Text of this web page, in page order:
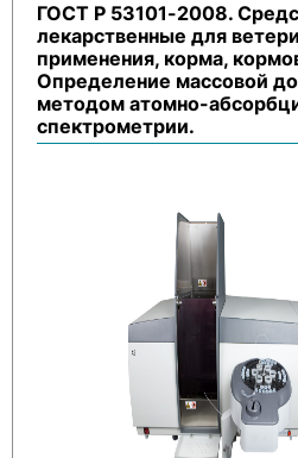
ГОСТ Р 53101-2008.
лекарственные для
применения, корма,
Определение массовой
методом атомно-
спектрометрии.